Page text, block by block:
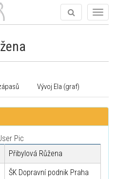
Vývoj Ela (graf)
Přibylová Růžena
ŠK Dopravní podnik Praha